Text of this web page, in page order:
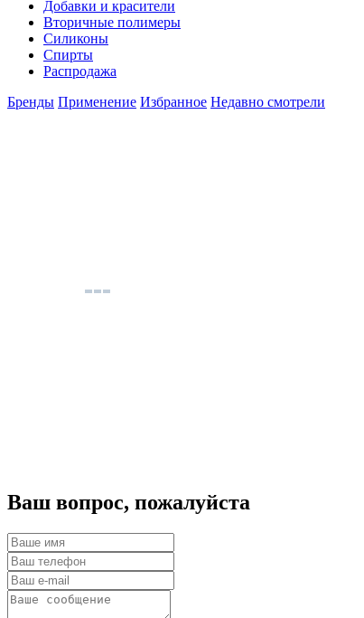
Добавки и красители
Вторичные полимеры
Силиконы
Спирты
Распродажа
Бренды Применение Избранное Недавно смотрели
Ваш вопрос, пожалуйста